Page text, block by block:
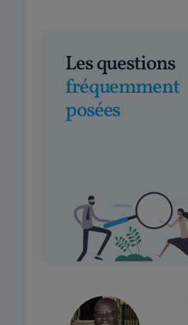
Les questions
fréquemment
posées